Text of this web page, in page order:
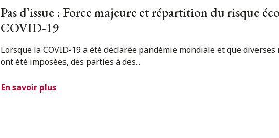
Pas d’issue : Force majeure et répartition du risque
COVID-19
Lorsque la COVID-19 a été déclarée pandémie mondiale et que
ont été imposées, des parties à des...
En savoir plus